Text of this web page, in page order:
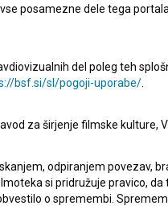
gledalcem predstavila
strokovnega sodelovanja
regiji, saj je bil ustanovljen
posamezne dele tega
del poleg teh
bsf.si/sl/pogoji-uporabe/
za širjenje filmske kulture,
odpiranjem povezav,
si pridružuje pravico,
o spremembi.